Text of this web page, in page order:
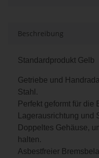
Beschreibung
Standardprodukt Gelb
Getriebe und
Stahl.
Perfekt geformt für die
Lagerausrichtung und
Doppeltes Gehäuse,
halten.
Asbestfreier